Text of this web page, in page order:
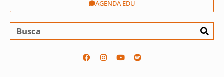
AGENDA EDU